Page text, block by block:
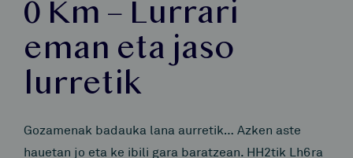
0 Km – Lurrari
eman eta jaso
lurretik
Gozamenak badauka lana aurretik… Azken aste
hauetan jo eta ke ibili gara baratzean. HH2tik Lh6ra